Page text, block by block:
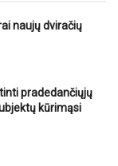
naujų dviračių
pradedančiųjų
kūrimąsi